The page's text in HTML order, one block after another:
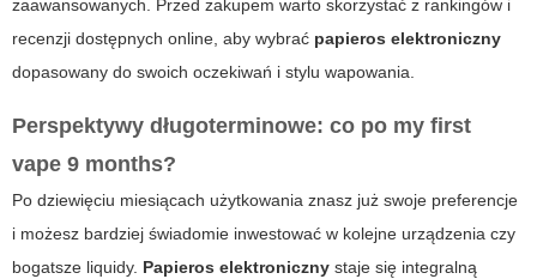
zaawansowanych. Przed zakupem warto skorzystać z rankingów i
recenzji dostępnych online, aby wybrać papieros elektroniczny
dopasowany do swoich oczekiwań i stylu wapowania.
Perspektywy długoterminowe: co po my first
vape 9 months?
Po dziewięciu miesiącach użytkowania znasz już swoje preferencje
i możesz bardziej świadomie inwestować w kolejne urządzenia czy
bogatsze liquidy. Papieros elektroniczny staje się integralną